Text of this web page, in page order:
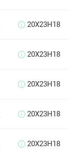
20Х23Н18
20Х23Н18
20Х23Н18
20Х23Н18
20Х23Н18